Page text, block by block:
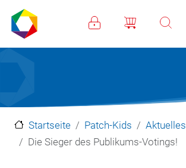
Direkt zum Inhalt
Startseite Patch-Kids
Aktuelles
Die Sieger des Publikums-Votings!